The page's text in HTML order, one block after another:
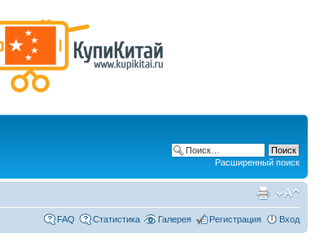
Расширенный поиск
FAQ Статистика Галерея Регистрация Вход